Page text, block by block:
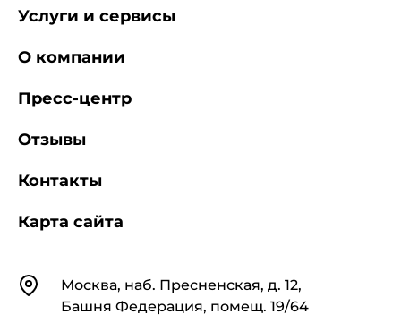
КонтактыМосква, наб. Пресненская, д. 12,
Башня Федерация, помещ. 19/64
Услуги и сервисы
О компании
Пресс-центр
Отзывы
Контакты
Карта сайта